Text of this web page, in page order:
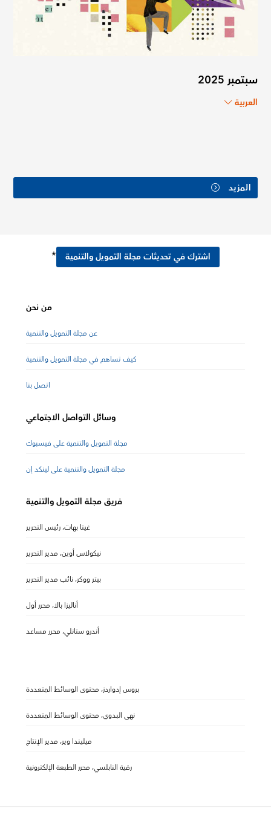
سبتمبر 2025
العربية
المزيد
اشترك في تحديثات مجلة التمويل والتنمية *
من نحن
عن مجلة التمويل والتنمية
كيف تساهم في مجلة التمويل والتنمية
اتصل بنا
وسائل التواصل الاجتماعي
مجلة التمويل والتنمية على فيسبوك
مجلة التمويل والتنمية على لينكد إن
فريق مجلة التمويل والتنمية
غيتا بهات، رئيس التحرير
نيكولاس أوين، مدير التحرير
بيتر ووكر، نائب مدير التحرير
أناليزا بالا، محرر أول
أندرو ستانلي، محرر مساعد
بروس إدواردز، محتوى الوسائط المتعددة
نهى البدوي، محتوى الوسائط المتعددة
ميليندا وير، مدير الإنتاج
رقية النابلسي، محرر الطبعة الإلكترونية